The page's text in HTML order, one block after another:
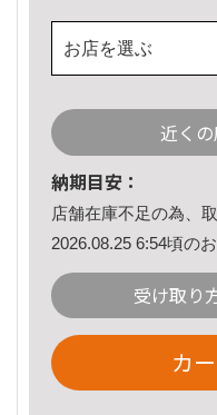
お店を選ぶ
近く
納期目安：
店舗在庫不足の為、
2026.08.25 6:54頃の
受け取り
カ